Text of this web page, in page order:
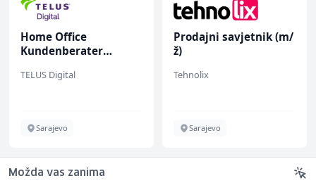
Home Office
Kundenberater
TELUS Digital
Sarajevo
Prodajni savjetnik (m/
ž)
Tehnolix
Sarajevo
Možda vas zanima